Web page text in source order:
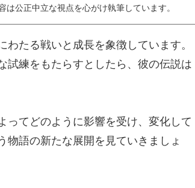
公正中立な視点を心がけ執筆しています。
たる戦いと成長を象徴しています。
試練をもたらすとしたら、彼の伝説は
ってどのように影響を受け、変化して
物語の新たな展開を見ていきましょ